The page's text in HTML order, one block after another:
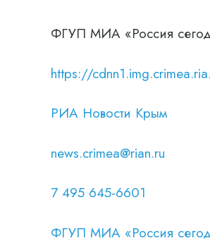
ФГУП МИА «Россия
https://
РИА Новости Крым
news.crimea@rian.ru
7 495 645-6601
ФГУП МИА «Россия